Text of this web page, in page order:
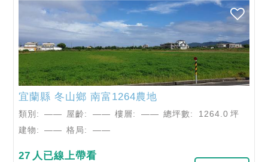
宜蘭縣 冬山鄉 南富1264農地
類別: —— 屋齡: —— 樓層: —— 總坪數: 1264.0 坪
建物:
—— 格局: ——
27 人已線上帶看